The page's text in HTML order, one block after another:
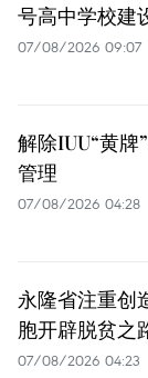
号高中学校建
07/08/2026 09:07
解除IUU“黄牌
管理
07/08/2026 04:28
永隆省注重创
胞开辟脱贫之
07/08/2026 04:23